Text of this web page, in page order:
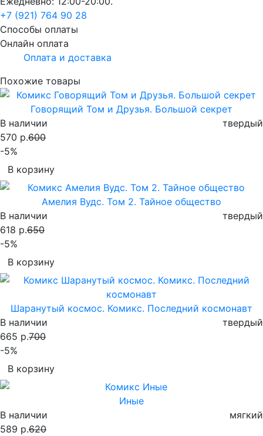
+7 (921) 764 90 28
Способы оплаты
Онлайн оплата
Оплата и доставка
Похожие товары
Говорящий Том и Друзья. Большой секрет
В наличии
твердый
570 р.600
-5%
В корзину
Амелия Вудс. Том 2. Тайное общество
В наличии
твердый
618 р.650
-5%
В корзину
Шаранутый космос. Комикс. Последний космонавт
В наличии
твердый
665 р.700
-5%
В корзину
Иные
В наличии
мягкий
589 р.620